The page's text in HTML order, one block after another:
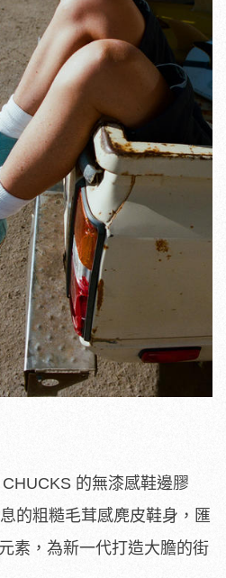
的無漆感鞋邊膠
的粗糙毛茸感麂皮鞋身，匯
素，為新一代打造大膽的街